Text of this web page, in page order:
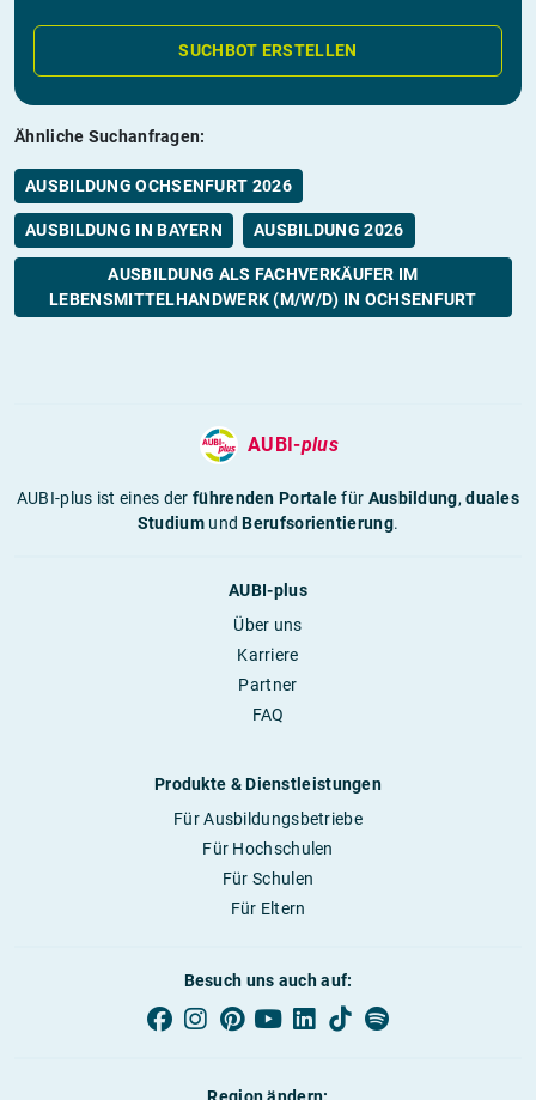
SUCHBOT ERSTELLEN
Ähnliche Suchanfragen:
AUSBILDUNG OCHSENFURT 2026
AUSBILDUNG IN BAYERN AUSBILDUNG 2026
AUSBILDUNG ALS FACHVERKÄUFER IM
LEBENSMITTELHANDWERK (M/W/D) IN OCHSENFURT
AUBI-plus
AUBI-plus ist eines derführenden Portalefür Ausbildung,duales
StudiumundBerufsorientierung.
AUBI-plus
Über uns
Karriere
Partner
FAQ
Produkte & Dienstleistungen
Für Ausbildungsbetriebe
Für Hochschulen
Für Schulen
Für Eltern
Besuch uns auch auf:
Region ändern: